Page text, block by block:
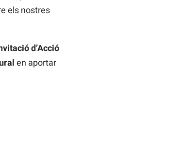
els nostres
d’Acció
en aportar